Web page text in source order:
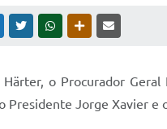
MESSENGER
TWITTERWHATSAPPOUTRAS MÍDIAS
Procurador Geral
Presidente Jorge Xavier e